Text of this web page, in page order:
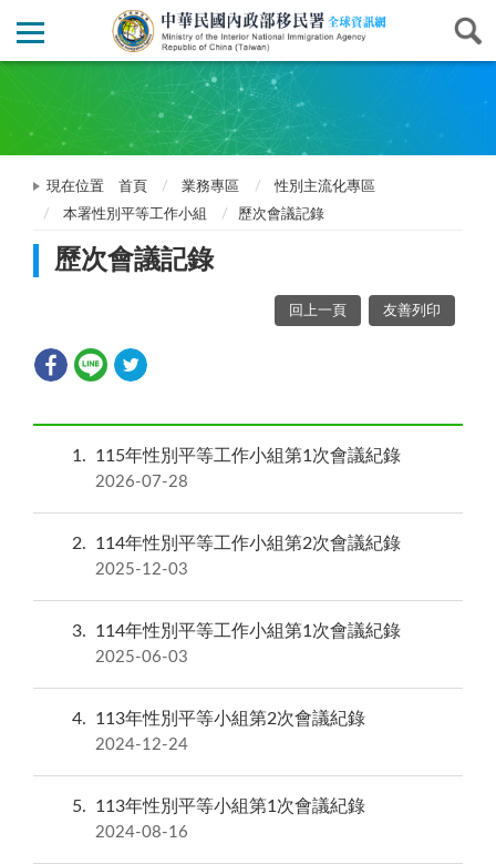
現在位置 首頁 業務專區
性別主流化專區
本署性別平等工作小組
歷次會議記錄
歷次會議記錄
回上一頁 友善列印
1 115年性別平等工作小組第1次會議紀錄
2026-07-28
2 114年性別平等工作小組第2次會議紀錄
2025-12-03
3 114年性別平等工作小組第1次會議紀錄
2025-06-03
4 113年性別平等小組第2次會議紀錄
2024-12-24
5 113年性別平等小組第1次會議紀錄
2024-08-16